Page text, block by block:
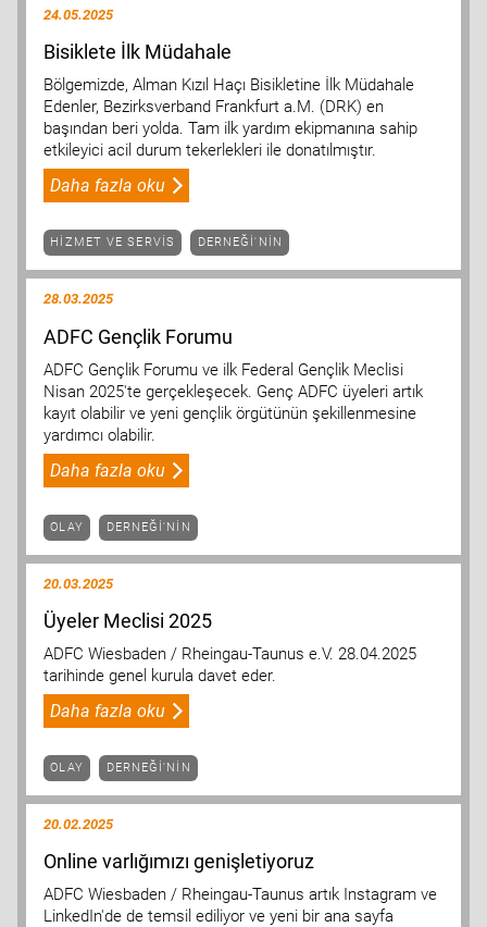
24.05.2025
Bisiklete İlk Müdahale
Bölgemizde, Alman Kızıl Haçı Bisikletine İlk Müdahale
Edenler, Bezirksverband Frankfurt a.M. (DRK) en
başından beri yolda. Tam ilk yardım ekipmanına sahip
etkileyici acil durum tekerlekleri ile donatılmıştır.
Daha fazla oku
HIZMET VE SERVIS DERNEĞI'NIN
28.03.2025
ADFC Gençlik Forumu
ADFC Gençlik Forumu ve ilk Federal Gençlik Meclisi
Nisan 2025'te gerçekleşecek. Genç ADFC üyeleri artık
kayıt olabilir ve yeni gençlik örgütünün şekillenmesine
yardımcı olabilir.
Daha fazla oku
OLAY DERNEĞI'NIN
20.03.2025
Üyeler Meclisi 2025
ADFC Wiesbaden / Rheingau-Taunus e.V. 28.04.2025
tarihinde genel kurula davet eder.
Daha fazla oku
OLAY DERNEĞI'NIN
20.02.2025
Online varlığımızı genişletiyoruz
ADFC Wiesbaden / Rheingau-Taunus artık Instagram ve
LinkedIn'de de temsil ediliyor ve yeni bir ana sayfa